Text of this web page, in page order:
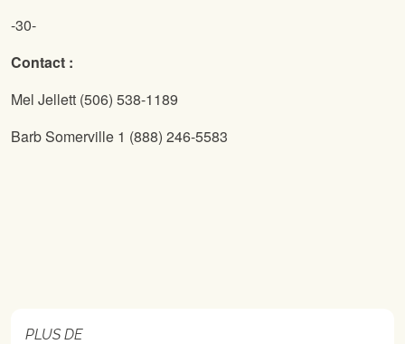
-30-
Contact :
Mel Jellett (506) 538-1189
Barb Somerville 1 (888) 246-5583
PLUS DE